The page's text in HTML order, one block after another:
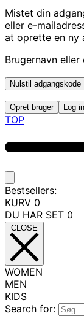
Mistet din
eller e-
at oprette en ny
Brugernavn eller
Nulstil adgangskode
Opret bruger Log
TOP
Bestsellers:
KURV 0
DU HAR SET 0
CLOSE
WOMEN
MEN
KIDS
Search for: